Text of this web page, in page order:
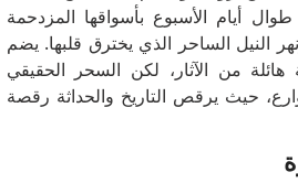
أيام الأسبوع بأسواقها المزدحمة
النيل الساحر الذي يخترق قلبها. يضم
من الآثار، لكن السحر الحقيقي
حيث يرقص التاريخ والحداثة رقصة